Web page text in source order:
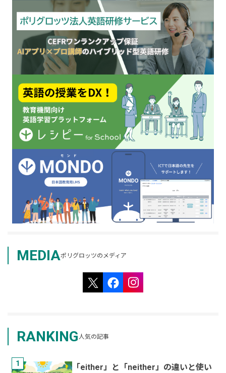
MEDIAポリグロッツのメディア
RANKING 人気の記事
1
「either」と「neither」の違いと使い